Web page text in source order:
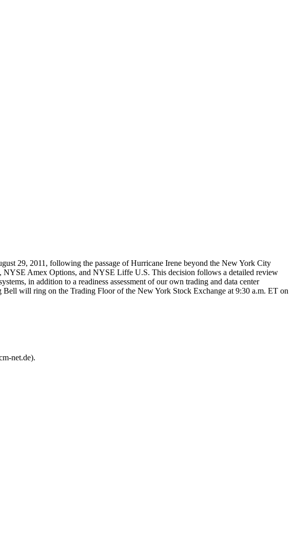
29, 2011, following the passage of Hurricane Irene beyond the New York City
Amex Options, and NYSE Liffe U.S. This decision follows a detailed review
in addition to a readiness assessment of our own trading and data center
will ring on the Trading Floor of the New York Stock Exchange at 9:30 a.m. ET on
net.de).